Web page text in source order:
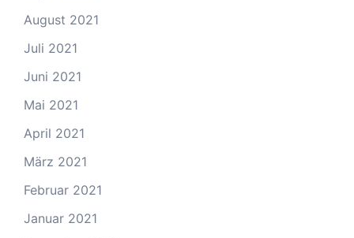
August 2021
Juli 2021
Juni 2021
Mai 2021
April 2021
März 2021
Februar 2021
Januar 2021